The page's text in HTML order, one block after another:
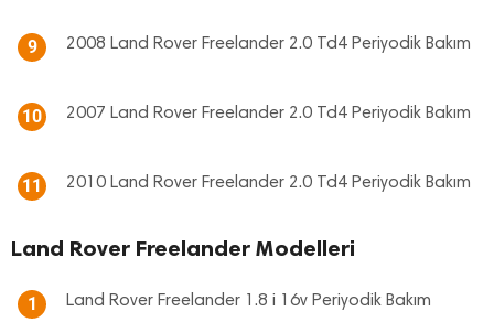
9 2008 Land Rover Freelander 2.0 Td4 Periyodik Bakım
10 2007 Land Rover Freelander 2.0 Td4 Periyodik Bakım
11 2010 Land Rover Freelander 2.0 Td4 Periyodik Bakım
Land Rover Freelander Modelleri
1 Land Rover Freelander 1.8 i 16v Periyodik Bakım